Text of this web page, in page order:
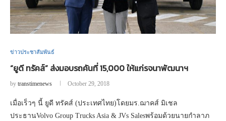
ข่าวประชาสัมพันธ์
“ยูดี ทรัคส์” ส่งมอบรถคันที่ 15,000 ให้แก่รจนาพัฒนาฯ
by transtimenews October 29, 2018
เมื่อเร็วๆ นี้ ยูดี ทรัคส์ (ประเทศไทย)โดยมร.ฌาคส์ มิเชล
ประธานVolvo Group Trucks Asia & JVs Salesพร้อมด้วยนายกำลาภ